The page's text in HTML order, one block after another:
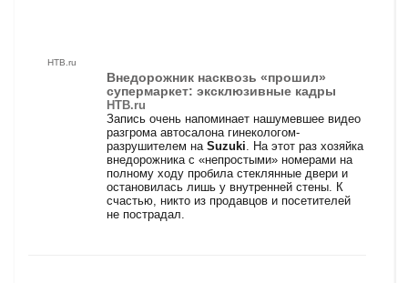
НТВ.ru
Внедорожник насквозь «прошил»
супермаркет: эксклюзивные кадры
НТВ.ru
Запись очень напоминает нашумевшее видео
разгрома автосалона гинекологом-
разрушителем наSuzuki . На этот раз хозяйка
внедорожника с «непростыми» номерами на
полному ходу пробила стеклянные двери и
остановилась лишь у внутренней стены. К
счастью, никто из продавцов и посетителей
не пострадал.